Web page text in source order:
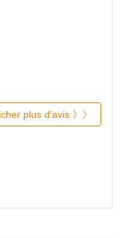
plus d'avis 》》